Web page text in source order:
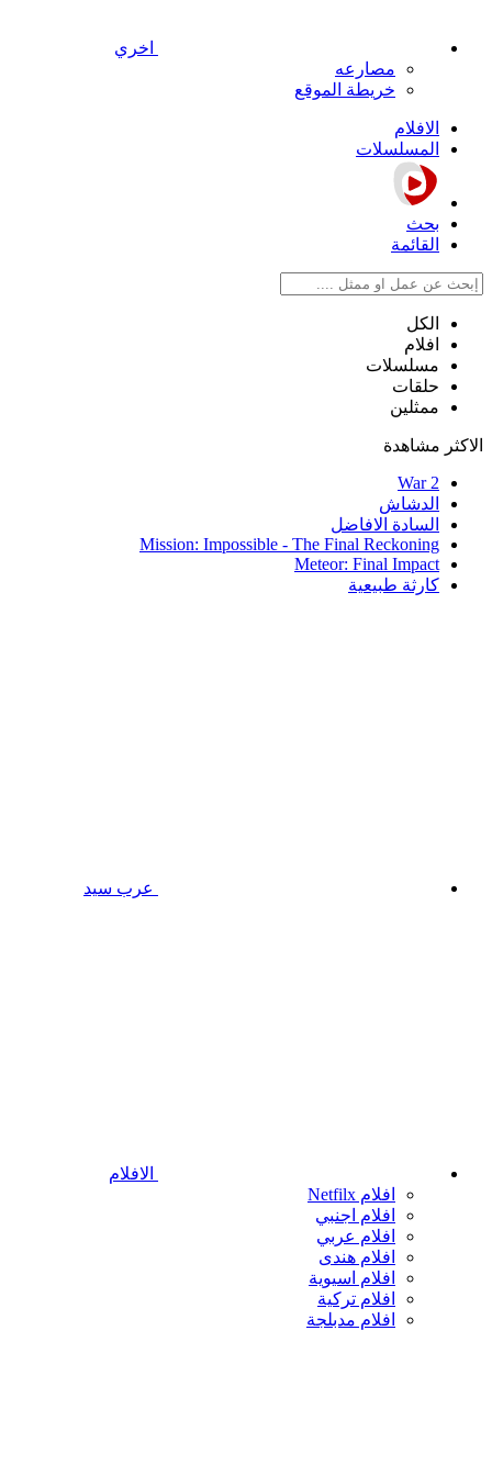
اخري
مصارعه
خريطة الموقع
الافلام
المسلسلات
بحث
القائمة
الكل
افلام
مسلسلات
حلقات
ممثلين
الاكثر مشاهدة
War 2
الدشاش
السادة الافاضل
Mission: Impossible - The Final Reckoning
Meteor: Final Impact
كارثة طبيعية
عرب سيد
الافلام
افلام Netfilx
افلام اجنبي
افلام عربي
افلام هندى
افلام اسيوية
افلام تركية
افلام مدبلجة